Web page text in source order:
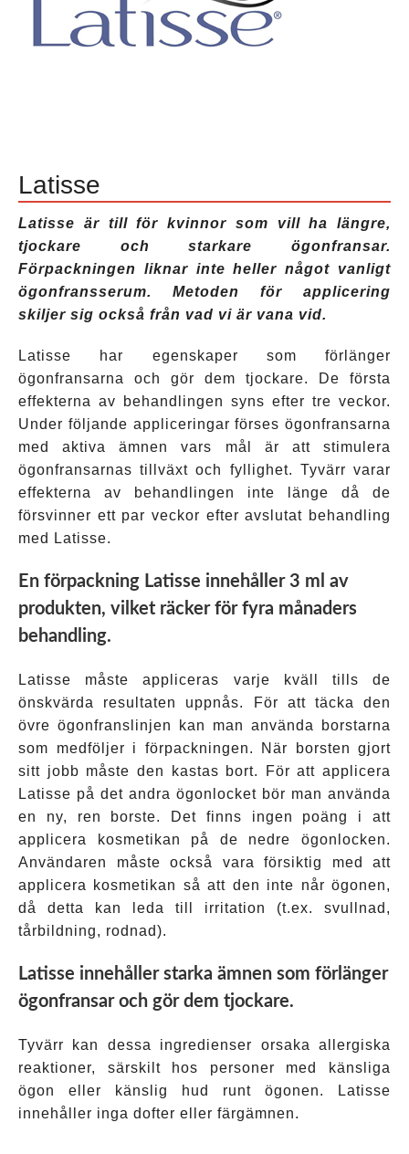
Latisse
Latisse är till för kvinnor som vill ha längre,
tjockare och starkare ögonfransar.
Förpackningen liknar inte heller något vanligt
ögonfransserum. Metoden för applicering
skiljer sig också från vad vi är vana vid.
Latisse har egenskaper som förlänger
ögonfransarna och gör dem tjockare. De första
effekterna av behandlingen syns efter tre veckor.
Under följande appliceringar förses ögonfransarna
med aktiva ämnen vars mål är att stimulera
ögonfransarnas tillväxt och fyllighet. Tyvärr varar
effekterna av behandlingen inte länge då de
försvinner ett par veckor efter avslutat behandling
med Latisse.
En förpackning Latisse innehåller 3 ml av
produkten, vilket räcker för fyra månaders
behandling.
Latisse måste appliceras varje kväll tills de
önskvärda resultaten uppnås. För att täcka den
övre ögonfranslinjen kan man använda borstarna
som medföljer i förpackningen. När borsten gjort
sitt jobb måste den kastas bort. För att applicera
Latisse på det andra ögonlocket bör man använda
en ny, ren borste. Det finns ingen poäng i att
applicera kosmetikan på de nedre ögonlocken.
Användaren måste också vara försiktig med att
applicera kosmetikan så att den inte når ögonen,
då detta kan leda till irritation (t.ex. svullnad,
tårbildning, rodnad).
Latisse innehåller starka ämnen som förlänger
ögonfransar och gör dem tjockare.
Tyvärr kan dessa ingredienser orsaka allergiska
reaktioner, särskilt hos personer med känsliga
ögon eller känslig hud runt ögonen. Latisse
innehåller inga dofter eller färgämnen.